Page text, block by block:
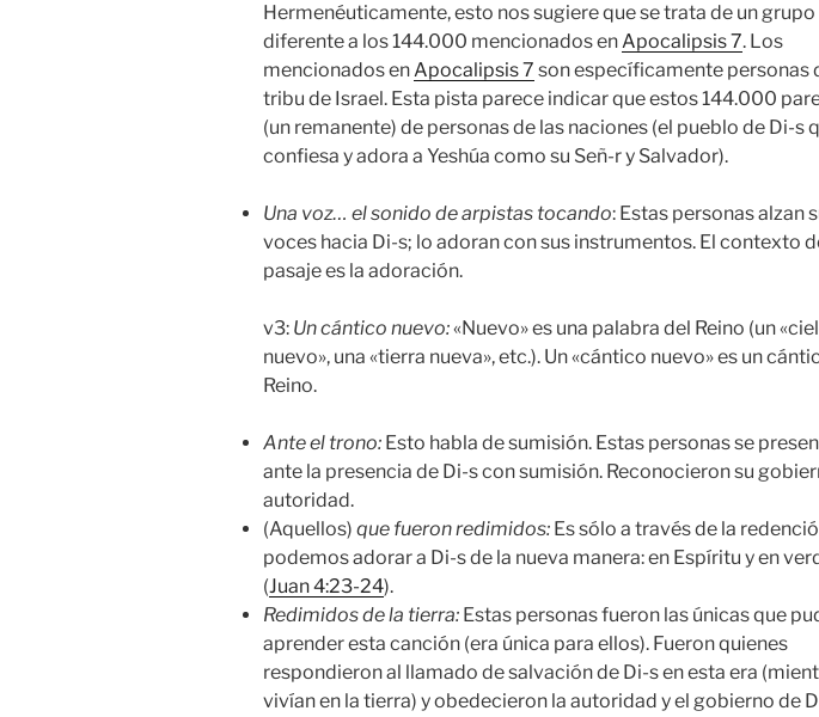
Hermenéuticamente, esto nos sugiere que se trata de un grupo
diferente a los 144.000 mencionados enApocalipsis 7. Los
mencionados enApocalipsis 7 son específicamente personas
tribu de Israel. Esta pista parece indicar que estos 144.000
(un remanente) de personas de las naciones (el pueblo de Di-s
confiesa y adora a Yeshúa como su Señ-r y Salvador).
Una voz… el sonido de arpistas tocando: Estas personas alzan
voces hacia Di-s; lo adoran con sus instrumentos. El contexto
pasaje es la adoración.
v3: Un cántico nuevo:«Nuevo» es una palabra del Reino (un
nuevo», una «tierra nueva», etc.). Un «cántico nuevo» es un
Reino.
Ante el trono: Esto habla de sumisión. Estas personas se
ante la presencia de Di-s con sumisión. Reconocieron su
autoridad.
(Aquellos) que fueron redimidos: Es sólo a través de la
podemos adorar a Di-s de la nueva manera: en Espíritu y en
(Juan 4:23-24).
Redimidos de la tierra: Estas personas fueron las únicas que
aprender esta canción (era única para ellos). Fueron quienes
respondieron al llamado de salvación de Di-s en esta era
vivían en la tierra) y obedecieron la autoridad y el gobierno de